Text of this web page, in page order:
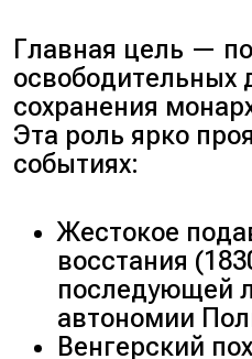
Главная цель —
освободительных
сохранения
Эта роль ярко
событиях:
Жестокое
восстания (
последующей
автономии
Венгерский